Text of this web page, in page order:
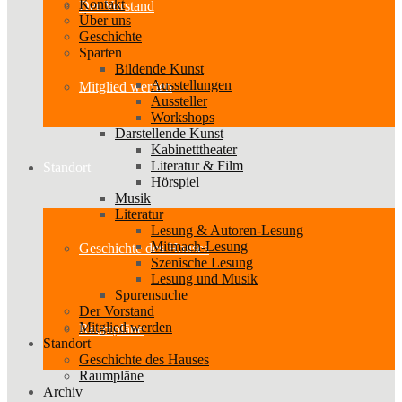
Der Vorstand
Mitglied werden
Standort
Geschichte des Hauses
Raumpläne
Kontakt
Über uns
Geschichte
Sparten
Bildende Kunst
Ausstellungen
Aussteller
Workshops
Darstellende Kunst
Kabinetttheater
Literatur & Film
Hörspiel
Musik
Literatur
Lesung & Autoren-Lesung
Mitmach-Lesung
Szenische Lesung
Lesung und Musik
Spurensuche
Der Vorstand
Mitglied werden
Standort
Geschichte des Hauses
Raumpläne
Archiv